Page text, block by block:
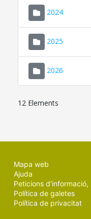
2024
2025
2026
12 Elements
Mapa web
Ajuda
Peticions
Política de galetes
Política de privacitat